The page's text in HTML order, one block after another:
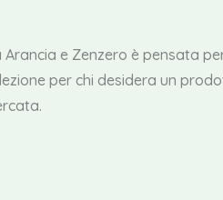
e Zenzero è pensata
per chi desidera un